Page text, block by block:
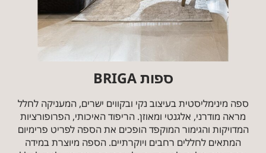
ספות BRIGA
ספה מינימליסטית בעיצוב נקי ובקווים ישרים, המעניקה לחלל
מראה מודרני, אלגנטי ומאוזן. הריפוד האיכותי, הפרופורציות
המדויקות והגימור המוקפד הופכים את הספה לפריט פרימיום
המתאים לחללים רחבים ויוקרתיים. הספה מיוצרת במידה